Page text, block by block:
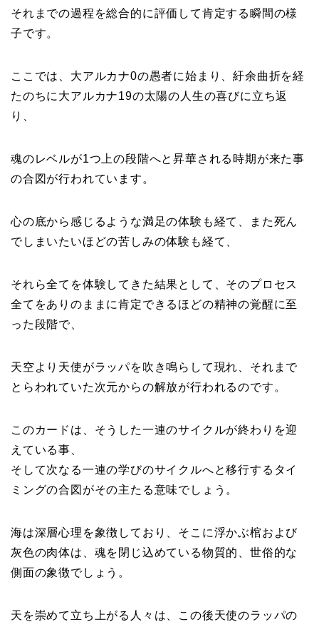
それまでの過程を総合的に評価して肯定する瞬間の様
子です。
ここでは、大アルカナ0の愚者に始まり、紆余曲折を経
たのちに大アルカナ19の太陽の人生の喜びに立ち返
り、
魂のレベルが1つ上の段階へと昇華される時期が来た事
の合図が行われています。
心の底から感じるような満足の体験も経て、また死ん
でしまいたいほどの苦しみの体験も経て、
それら全てを体験してきた結果として、そのプロセス
全てをありのままに肯定できるほどの精神の覚醒に至
った段階で、
天空より天使がラッパを吹き鳴らして現れ、それまで
とらわれていた次元からの解放が行われるのです。
このカードは、そうした一連のサイクルが終わりを迎
えている事、
そして次なる一連の学びのサイクルへと移行するタイ
ミングの合図がその主たる意味でしょう。
海は深層心理を象徴しており、そこに浮かぶ棺および
灰色の肉体は、魂を閉じ込めている物質的、世俗的な
側面の象徴でしょう。
天を崇めて立ち上がる人々は、この後天使のラッパの